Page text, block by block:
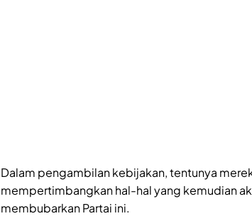
Dalam pengambilan kebijakan, tentunya
mempertimbangkan hal-hal yang kemudian
membubarkan Partai ini.